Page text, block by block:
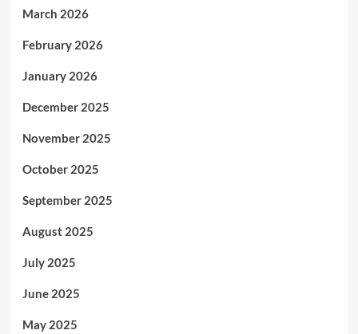
March 2026
February 2026
January 2026
December 2025
November 2025
October 2025
September 2025
August 2025
July 2025
June 2025
May 2025